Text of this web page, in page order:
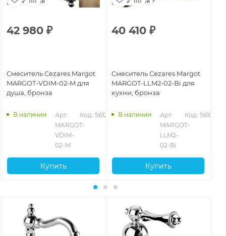
42 980 ₽
Смеситель Cezares Margot
MARGOT-VDIM-02-M для
душа, бронза
В наличии
Арт.:
MARGOT-
VDIM-
02-M
Код: 56122
Купить
40 410 ₽
Смеситель Cezares Margot
MARGOT-LLM2-02-Bi для
кухни, бронза
В наличии
Арт.:
MARGOT-
LLM2-
02-Bi
Код: 56100
Купить